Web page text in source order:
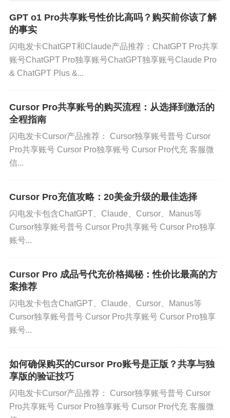
三、独享版的优缺点
独享版的最大优势就是资源独占。无论你进行多么
复杂的操作，都不会受到其他用户的干扰，使用体
验非常流畅。此外，独享版的安全性更高，因为账
低。
但独享版的缺点也很明显，那就是价格较高。如果
你是一个独立开发者或者小型团队，独享版的成本
可能会让你感到压力。
四、如何判断性价比？
那么，到底该如何判断共享版和独享版的性价比
呢？这里我给大家提供几个实用的建议：
如果你每天都需要使用Cursor Pro进行高强度开发，
那么独享版显然是更好的选择。因为独享版可以确
保你在任何时候都能获得最佳的使用体验。而如果
你只是偶尔使用，或者使用频率不高，那么共享版
就足够了。
根据团队规模判断
如果你是独立开发者，独享版可能是更好的选择。
但如果你是一个小型团队，共享版可以大大降低成
本。需要注意的是，团队规模越大，共享版的资源
GPT o1 Pro共享账号性价比高吗？购买前你该了解
的事实
闪电发卡ChatGPT和Claude产品推荐：ChatGPT Pro共享
账号ChatGPT Pro独享账号ChatGPT独享账号Claude Pro
& ChatGPT Plus &...
Cursor Pro共享账号的购买流程：从选择到激活的
全程指南
闪电发卡Cursor产品推荐： Cursor独享账号普号 Cursor
Pro共享账号 Cursor Pro独享账号 Cursor Pro代充 客服微
信...
Cursor Pro充值攻略：20美金升级的最佳选择
闪电发卡包含ChatGPT、Claude、Cursor、Manus等
Cursor独享账号普号 Cursor Pro共享账号 Cursor Pro独享
账号...
Cursor Pro 成品号代充价格揭秘：性价比最高的方
案推荐
闪电发卡包含ChatGPT、Claude、Cursor、Manus等
Cursor独享账号普号 Cursor Pro共享账号 Cursor Pro独享
账号...
如何确保购买的Cursor Pro账号是正版？共享与独
享版的验证技巧
闪电发卡Cursor产品推荐： Cursor独享账号普号 Cursor
Pro共享账号 Cursor Pro独享账号 Cursor Pro代充 客服微